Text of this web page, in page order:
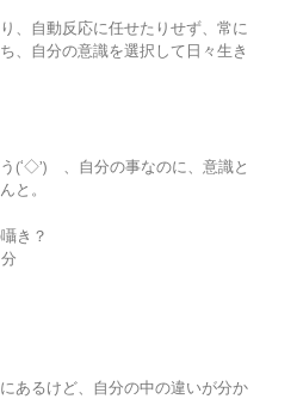
、自動反応に任せたりせず、常に
、自分の意識を選択して日々生き
(‘◇’)ゞ、自分の事なのに、意識と
と。
き？
あるけど、自分の中の違いが分か